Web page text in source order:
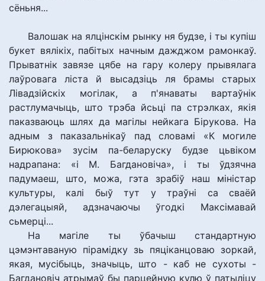
сёньня...
Валошак на ялцінскім рынку ня будзе, і ты купіш
букет вялікіх, пабітых начным дажджом рамонкаў.
Прыватнік завязе цябе на гару колеру прывялага
лаўровага ліста й высадзіць ля брамы старых
Лівадзійскіх могілак, а п'янаваты вартаўнік
растлумачыць, што трэба йсьці па стрэлках, якія
паказваюць шлях да магілы нейкага Бірукова. На
адным з паказальнікаў пад словамі «К могиле
Бирюкова» зусім па-беларуску будзе цьвіком
надрапана: «і М. Багдановіча», і ты ўдзячна
падумаеш, што, можа, гэта зрабіў наш міністар
культуры, калі быў тут у траўні са сваёй
дэлегацыяй, адзначаючы ўгодкі Максімавай
сьмерці...
На магіле ты ўбачыш стандартную
цэмэнтаваную пірамідку зь пяціканцоваю зоркай,
якая, мусібыць, значыць, што - каб не сухоты -
Багдановіч атрымаў бы парцейную кулю ў патыліцу